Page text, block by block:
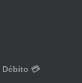
Débito 💳